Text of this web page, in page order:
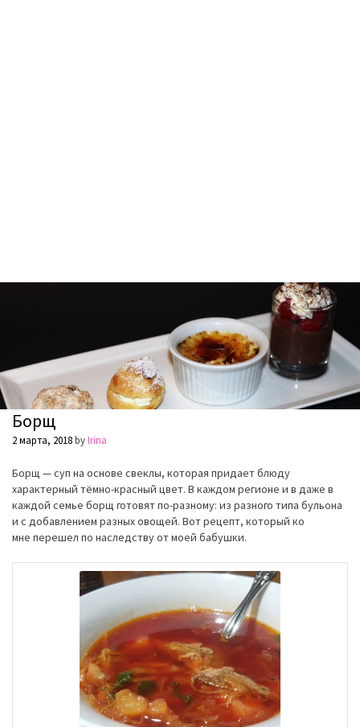
Борщ
2 марта, 2018byIrina
Борщ — суп на основе свеклы, которая придает блюду
характерный тёмно-красный цвет. В каждом регионе и в даже в
каждой семье борщ готовят по-разному: из разного типа бульона
и с добавлением разных овощей. Вот рецепт, который ко
мне перешел по наследству от моей бабушки.